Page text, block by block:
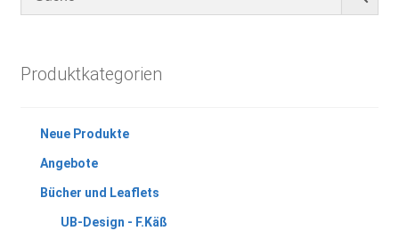
Produktkategorien
Neue Produkte
Angebote
Bücher und Leaflets
UB-Design - F.Käß